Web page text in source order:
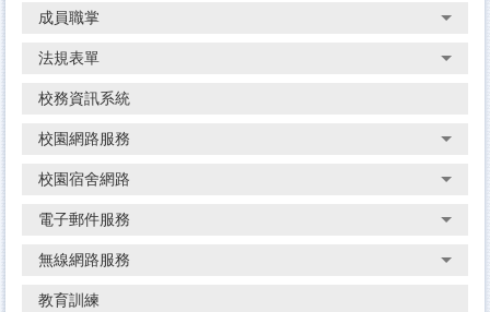
成員職掌
法規表單
校務資訊系統
校園網路服務
校園宿舍網路
電子郵件服務
無線網路服務
教育訓練